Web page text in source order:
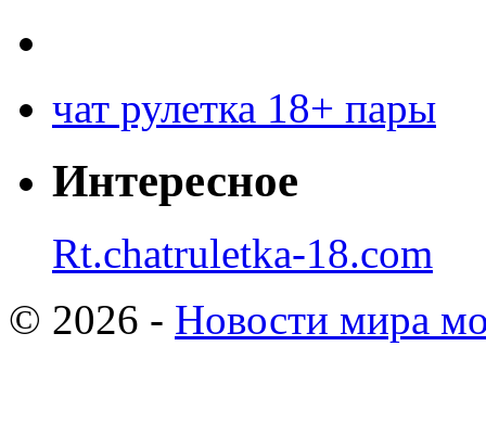
чат рулетка 18+ пары
Интересное
Rt.chatruletka-18.com
© 2026 - Новости мира